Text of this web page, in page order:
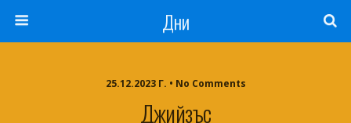
Дни
25.12.2023 Г. • No Comments
Джийзъс